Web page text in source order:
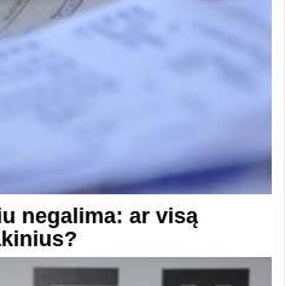
negalima: ar visą